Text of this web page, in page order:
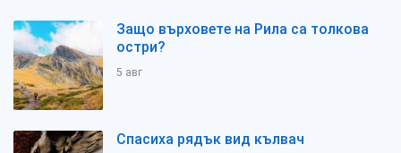
Защо върховете на Рила са толкова
остри?
5 авг
Спасиха рядък вид кълвач